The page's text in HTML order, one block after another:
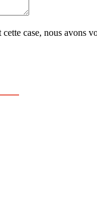
case, nous